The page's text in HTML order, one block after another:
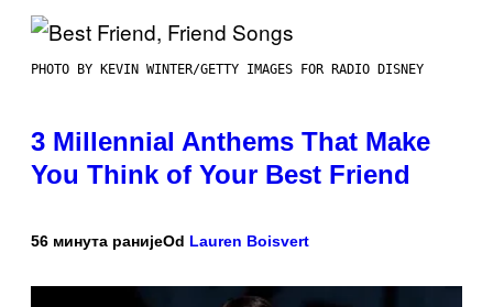
PHOTO BY KEVIN WINTER/GETTY IMAGES FOR RADIO DISNEY
3 Millennial Anthems That Make
You Think of Your Best Friend
56 минута ранијеOd Lauren Boisvert